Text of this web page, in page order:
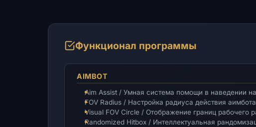
Функционал программы
AIMBOT
Aim Assist / Умная система помощи в наведении
FOV Radius / Настройка радиуса действия
Visual FOV Circle / Отображение границ рабочего
Randomized Hitbox / Интеллектуальная